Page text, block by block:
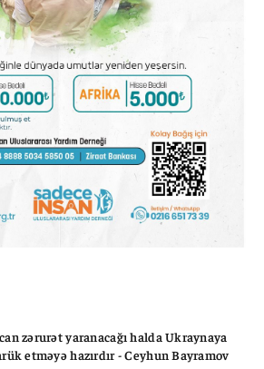
zərurət yaranacağı halda Ukraynaya
etməyə hazırdır - Ceyhun Bayramov